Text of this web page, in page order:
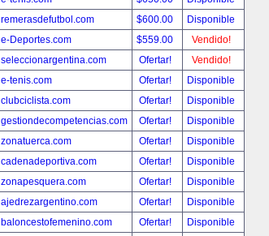
remerasdefutbol.com
$600.00
Disponible
e-Deportes.com
$559.00
Vendido!
seleccionargentina.com
Ofertar!
Vendido!
e-tenis.com
Ofertar!
Disponible
clubciclista.com
Ofertar!
Disponible
gestiondecompetencias.com
Ofertar!
Disponible
zonatuerca.com
Ofertar!
Disponible
cadenadeportiva.com
Ofertar!
Disponible
zonapesquera.com
Ofertar!
Disponible
ajedrezargentino.com
Ofertar!
Disponible
baloncestofemenino.com
Ofertar!
Disponible